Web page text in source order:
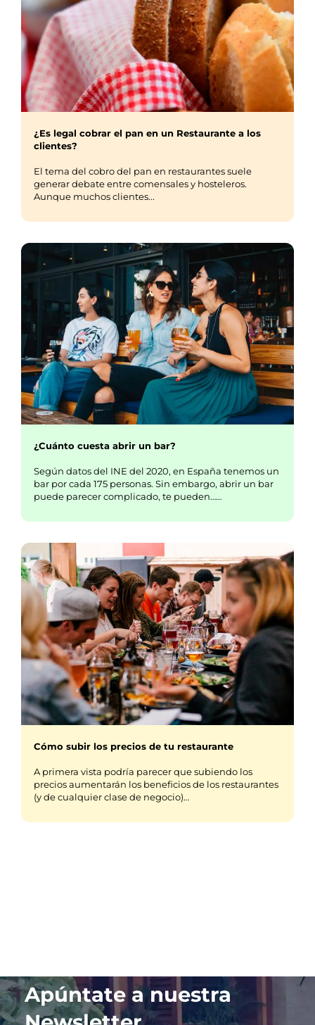
¿Es legal cobrar el pan en un Restaurante a los
clientes?
El tema del cobro del pan en restaurantes suele
generar debate entre comensales y hosteleros.
Aunque muchos clientes...
¿Cuánto cuesta abrir un bar?
Según datos del INE del 2020, en España tenemos un
bar por cada 175 personas. Sin embargo, abrir un bar
puede parecer complicado, te pueden……
Cómo subir los precios de tu restaurante
A primera vista podría parecer que subiendo los
precios aumentarán los beneficios de los restaurantes
(y de cualquier clase de negocio)…
Apúntate a nuestra